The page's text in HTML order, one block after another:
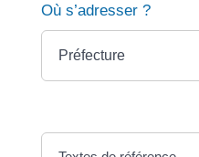
Où s’adresser ?
Préfecture